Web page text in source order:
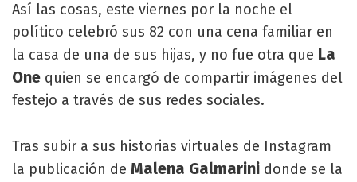
Así las cosas, este viernes por la noche el
político celebró sus 82 con una cena familiar en
la casa de una de sus hijas, y no fue otra que La
One quien se encargó de compartir imágenes del
festejo a través de sus redes sociales.
Tras subir a sus historias virtuales de Instagram
la publicación de Malena Galmarini donde se la